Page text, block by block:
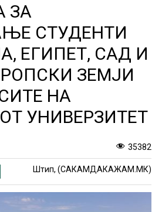
ЗА
СТУДЕНТИ
ЕГИПЕТ, САД И
ЗЕМЈИ
НА
УНИВЕРЗИТЕТ
35382
Штип, (САКАМДАКАЖАМ.МК)